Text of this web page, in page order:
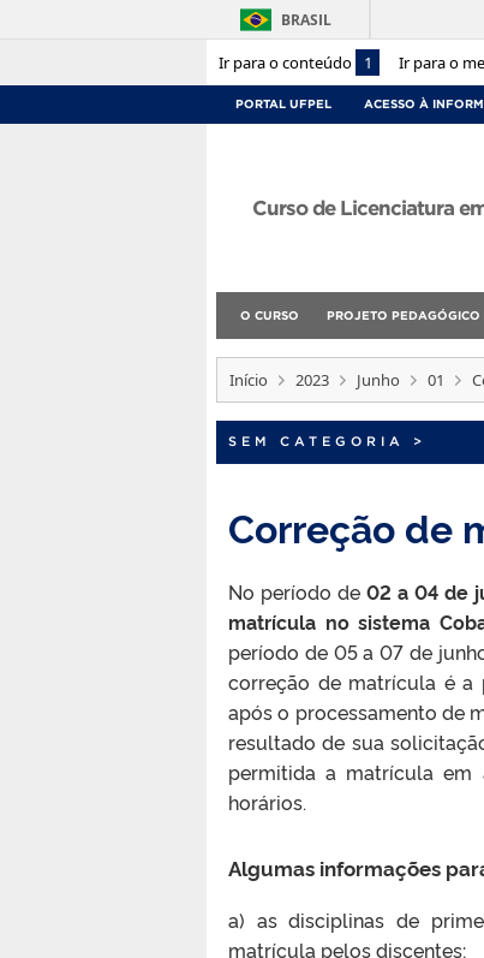
Ir para o conteúdo 1 Ir para o
BRASIL
PORTAL UFPEL ACESSO À
Curso de Licenciatura
O CURSO PROJETO PEDAGÓGICO
Início 2023 Junho 01
SEM CATEGORIA >
Correção de
No período de02 a 04 de
matrícula no sistema
período de 05 a 07 de
correção de matrícula é a
após o processamento de
resultado de sua
permitida a matrícula
horários.
Algumas informações
a) as disciplinas de
matrícula pelos discentes;